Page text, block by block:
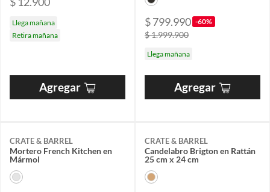
Llega mañana
Retira mañana
Agregar
$ 799.990 -60%
$ 1.999.900
Llega mañana
Agregar
CRATE & BARREL
Mortero French Kitchen en
Mármol
CRATE & BARREL
Candelabro Brigton en Rattán
25 cm x 24 cm